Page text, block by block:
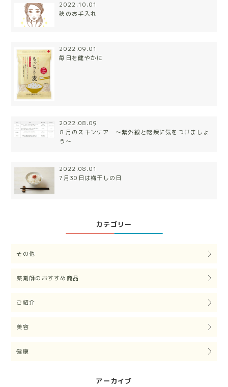
2022.10.01
秋のお手入れ
2022.09.01
毎日を健やかに
2022.08.09
８月のスキンケア 〜紫外線と乾燥に気をつけましょ
う〜
2022.08.01
7月30日は梅干しの日
カテゴリー
その他
薬剤師のおすすめ商品
ご紹介
美容
健康
アーカイブ